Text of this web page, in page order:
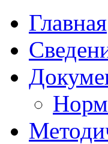
Главная